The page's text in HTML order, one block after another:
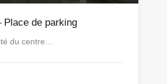
Place de parking
du centre…